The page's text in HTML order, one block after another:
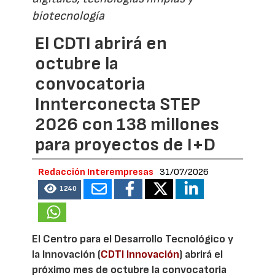
biotecnología
El CDTI abrirá en
octubre la
convocatoria
Innterconecta STEP
2026 con 138 millones
para proyectos de I+D
Redacción Interempresas 31/07/2026
1240
El Centro para el Desarrollo Tecnológico y
la Innovación (CDTI Innovación) abrirá el
próximo mes de octubre la convocatoria